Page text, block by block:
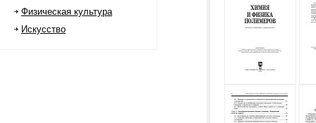
Физическая культура
Искусство